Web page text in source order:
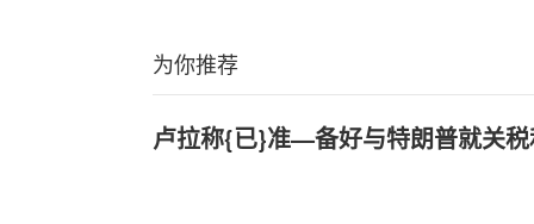
为你推荐
卢拉称{已}准—备好与特朗普就关